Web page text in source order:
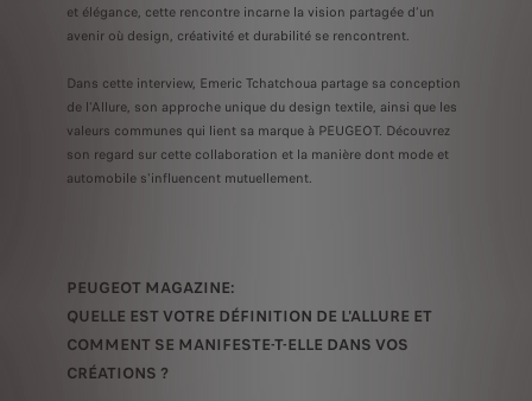
et élégance, cette rencontre incarne la vision partagée d’un
avenir où design, créativité et durabilité se rencontrent.
Dans cette interview, Emeric Tchatchoua partage sa conception
de l'Allure, son approche unique du design textile, ainsi que les
valeurs communes qui lient sa marque à PEUGEOT. Découvrez
son regard sur cette collaboration et la manière dont mode et
automobile s'influencent mutuellement.
PEUGEOT MAGAZINE:
QUELLE EST VOTRE DÉFINITION DE L'ALLURE ET
COMMENT SE MANIFESTE-T-ELLE DANS VOS
CRÉATIONS ?